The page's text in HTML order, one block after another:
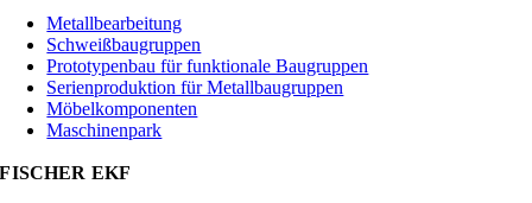
Metallbearbeitung
Schweißbaugruppen
Prototypenbau für funktionale Baugruppen
Serienproduktion für Metallbaugruppen
Möbelkomponenten
Maschinenpark
FISCHER EKF